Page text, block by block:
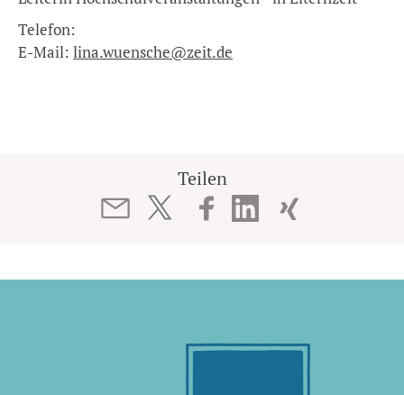
Telefon:
E-Mail: lina.wuensche@zeit.de
Teilen